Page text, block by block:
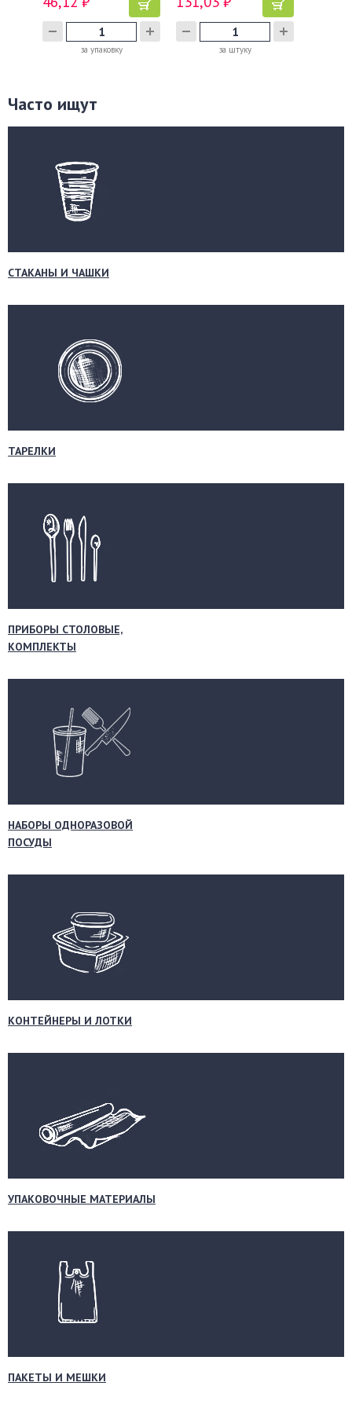
за упаковку за штуку
Часто ищут
СТАКАНЫ И ЧАШКИ
ТАРЕЛКИ
ПРИБОРЫ СТОЛОВЫЕ,
КОМПЛЕКТЫ
НАБОРЫ ОДНОРАЗОВОЙ
ПОСУДЫ
КОНТЕЙНЕРЫ И ЛОТКИ
УПАКОВОЧНЫЕ МАТЕРИАЛЫ
ПАКЕТЫ И МЕШКИ